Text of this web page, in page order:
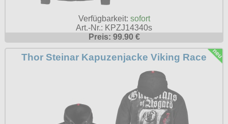
Verfügbarkeit: sofort
Art.-Nr.: KPZJ14340s
Preis: 99.90 €
Thor Steinar Kapuzenjacke Viking Race